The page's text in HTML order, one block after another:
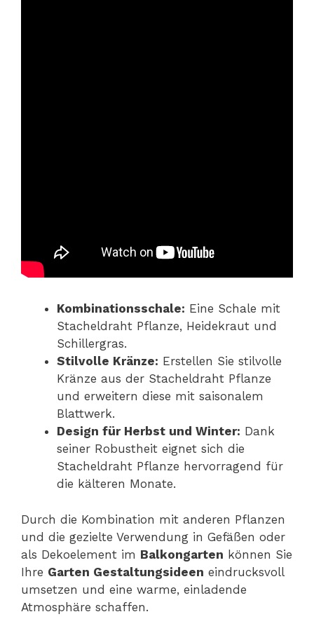
Kombinationsschale: Eine Schale mit
Stacheldraht Pflanze, Heidekraut und
Schillergras.
Stilvolle Kränze: Erstellen Sie stilvolle
Kränze aus der Stacheldraht Pflanze
und erweitern diese mit saisonalem
Blattwerk.
Design für Herbst und Winter: Dank
seiner Robustheit eignet sich die
Stacheldraht Pflanze hervorragend für
die kälteren Monate.
Durch die Kombination mit anderen Pflanzen
und die gezielte Verwendung in Gefäßen oder
als Dekoelement im Balkongarten können Sie
Ihre Garten Gestaltungsideen eindrucksvoll
umsetzen und eine warme, einladende
Atmosphäre schaffen.